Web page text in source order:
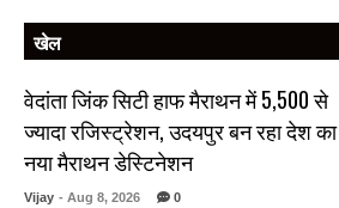
खेल
वेदांता जिंक सिटी हाफ मैराथन में 5,500 से
ज्यादा रजिस्ट्रेशन, उदयपुर बन रहा देश का
नया मैराथन डेस्टिनेशन
Vijay - Aug 8, 2026 0